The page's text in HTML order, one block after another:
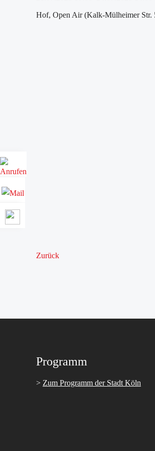
Hof, Open Air (Kalk-Mülheimer Str.
Zurück
Programm
> Zum Programm der Stadt Köln